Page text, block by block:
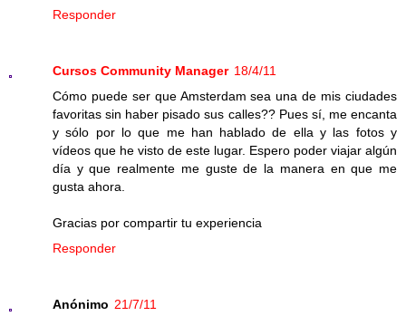
Responder
Cursos Community Manager 18/4/11
Cómo puede ser que Amsterdam sea una de mis ciudades
favoritas sin haber pisado sus calles?? Pues sí, me encanta
y sólo por lo que me han hablado de ella y las fotos y
vídeos que he visto de este lugar. Espero poder viajar algún
día y que realmente me guste de la manera en que me
gusta ahora.
Gracias por compartir tu experiencia
Responder
Anónimo 21/7/11